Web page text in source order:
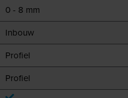
0 - 8 mm
Inbouw
Profiel
Profiel